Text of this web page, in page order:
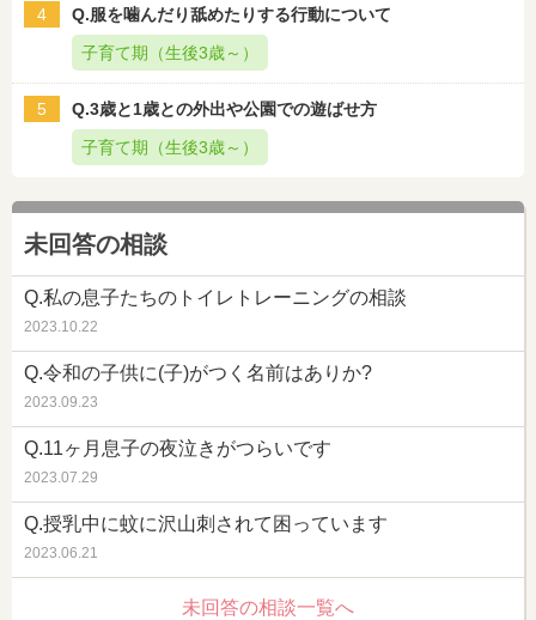
4
Q.服を噛んだり舐めたりする行動について
子育て期（生後3歳～）
5
Q.3歳と1歳との外出や公園での遊ばせ方
子育て期（生後3歳～）
未回答の相談
Q.私の息子たちのトイレトレーニングの相談
2023.10.22
Q.令和の子供に(子)がつく名前はありか?
2023.09.23
Q.11ヶ月息子の夜泣きがつらいです
2023.07.29
Q.授乳中に蚊に沢山刺されて困っています
2023.06.21
未回答の相談一覧へ